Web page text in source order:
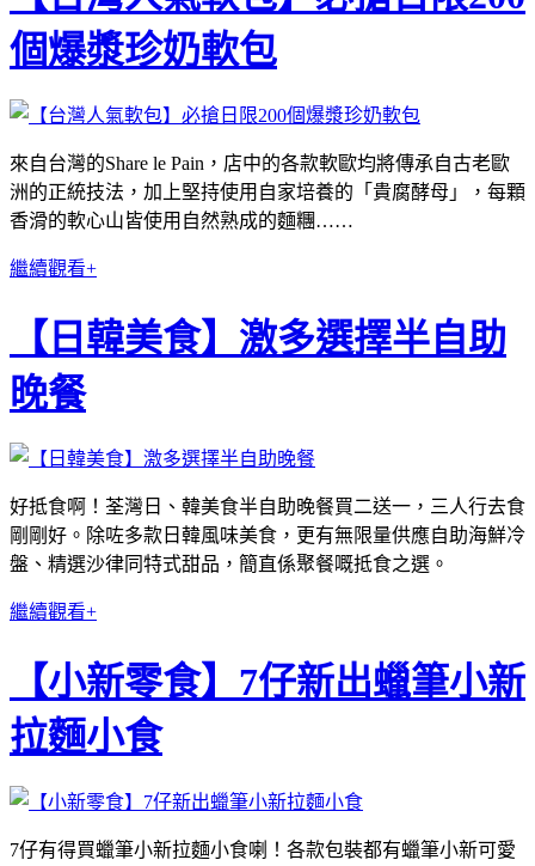
個爆漿珍奶軟包
來自台灣的Share le Pain，店中的各款軟歐均將傳承自古老歐
洲的正統技法，加上堅持使用自家培養的「貴腐酵母」，每顆
香滑的軟心山皆使用自然熟成的麵糰……
繼續觀看+
【日韓美食】激多選擇半自助
晚餐
好抵食啊！荃灣日、韓美食半自助晚餐買二送一，三人行去食
剛剛好。除咗多款日韓風味美食，更有無限量供應自助海鮮冷
盤、精選沙律同特式甜品，簡直係聚餐嘅抵食之選。
繼續觀看+
【小新零食】7仔新出蠟筆小新
拉麵小食
7仔有得買蠟筆小新拉麵小食喇！各款包裝都有蠟筆小新可愛